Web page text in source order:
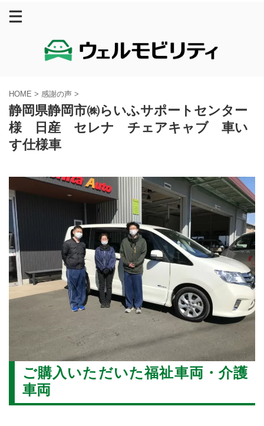
HOME > 感謝の声 >
静岡県静岡市㈱らいふサポートセンター
様 日産 セレナ チェアキャブ 車い
す仕様車
ご購入いただいた福祉車両 ・介護
車両